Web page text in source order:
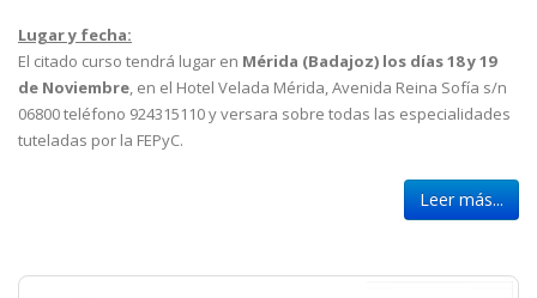
Lugar y fecha:
El citado curso tendrá lugar en Mérida (Badajoz) los días 18 y 19
de Noviembre, en el Hotel Velada Mérida, Avenida Reina Sofía s/n
06800 teléfono 924315110 y versara sobre todas las especialidades
tuteladas por la FEPyC.
Leer más...